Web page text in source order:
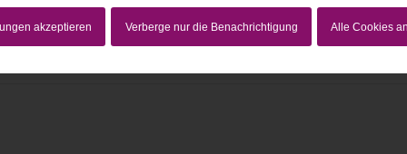
akzeptieren Verberge nur die Benachrichtigung Alle Cookies